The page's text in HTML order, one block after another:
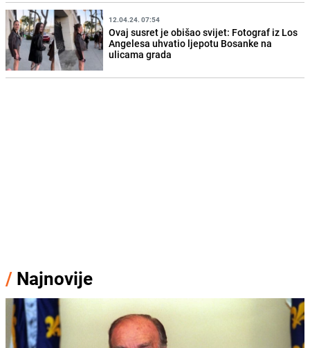
12.04.24. 07:54
Ovaj susret je obišao svijet: Fotograf iz Los
Angelesa uhvatio ljepotu Bosanke na
ulicama grada
/ Najnovije